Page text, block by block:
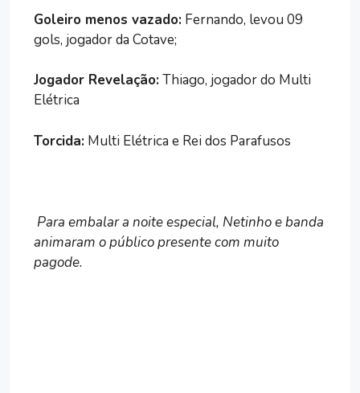
Goleiro menos vazado: Fernando, levou 09
gols, jogador da Cotave;
Jogador Revelação:Thiago, jogador do Multi
Elétrica
Torcida: Multi Elétrica e Rei dos Parafusos
Para embalar a noite especial, Netinho e banda
animaram o público presente com muito
pagode.